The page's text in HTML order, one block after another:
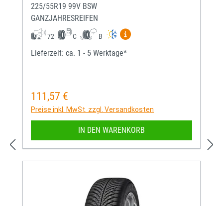
225/55R19 99V BSW
GANZJAHRESREIFEN
72 C B
Mehr Informationen zum
Lieferzeit: ca. 1 - 5 Werktage*
Regulärer Preis:
111,57 €
Preise inkl. MwSt. zzgl. Versandkosten
IN DEN WARENKORB